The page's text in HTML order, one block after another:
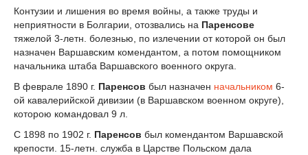
Контузии и лишения во время войны, а также труды и
неприятности в Болгарии, отозвались на Паренсове
тяжелой 3-летн. болезнью, по излечении от которой он был
назначен Варшавским комендантом, а потом помощником
начальника штаба Варшавского военного округа.
В феврале 1890 г. Паренсов был назначен начальником 6-
ой кавалерийской дивизии (в Варшавском военном округе),
которою командовал 9 л.
С 1898 по 1902 г. Паренсов был комендантом Варшавской
крепости. 15-летн. служба в Царстве Польском дала